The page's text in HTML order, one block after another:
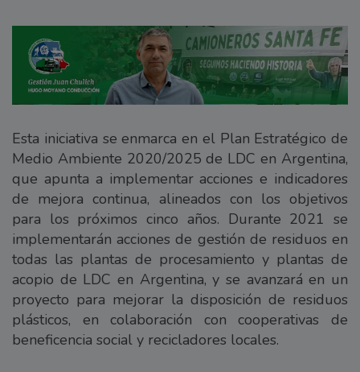
Esta iniciativa se enmarca en el Plan Estratégico de
Medio Ambiente 2020/2025 de LDC en Argentina,
que apunta a implementar acciones e indicadores
de mejora continua, alineados con los objetivos
para los próximos cinco años. Durante 2021 se
implementarán acciones de gestión de residuos en
todas las plantas de procesamiento y plantas de
acopio de LDC en Argentina, y se avanzará en un
proyecto para mejorar la disposición de residuos
plásticos, en colaboración con cooperativas de
beneficencia social y recicladores locales.